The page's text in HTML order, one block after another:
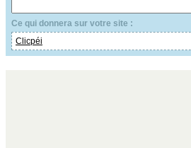
Ce qui donnera sur votre site :
Clicpéi